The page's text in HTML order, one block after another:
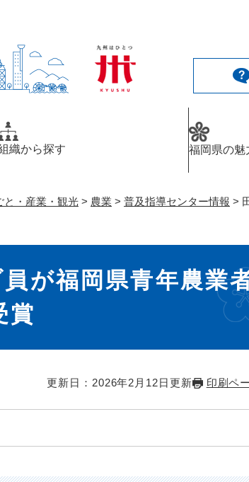
織から探す 福岡県の魅
と・産業・観光 > 農業 > 普及指導センター情報 >
が福岡県青年農業
賞
更新日：2026年2月12日更新 印刷ペ